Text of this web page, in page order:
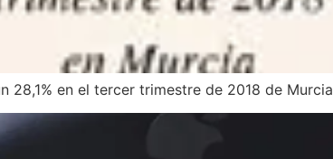
en el tercer trimestre de 2018 de Murcia